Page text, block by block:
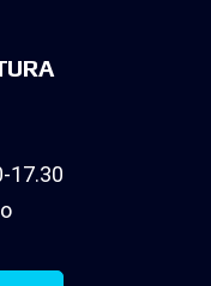
17.30